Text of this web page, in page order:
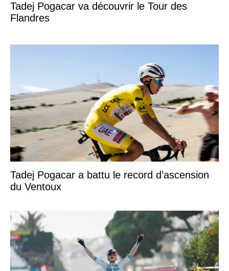
Tadej Pogacar va découvrir le Tour des
Flandres
Tadej Pogacar a battu le record d’ascension
du Ventoux